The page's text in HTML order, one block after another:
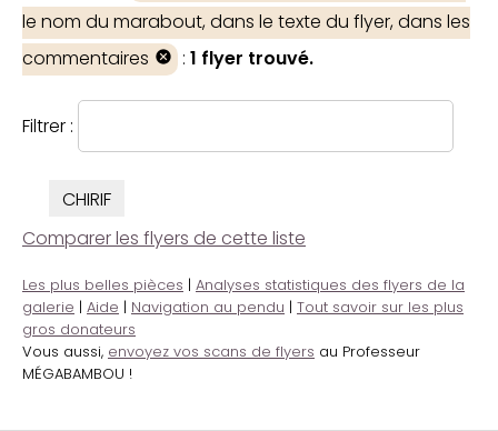
le nom du marabout, dans le texte du flyer, dans les
commentaires
: 1 flyer trouvé.
Filtrer :
CHIRIF
Comparer les flyers de cette liste
Les plus belles pièces | Analyses statistiques des flyers de la
galerie | Aide | Navigation au pendu | Tout savoir sur les plus
gros donateurs
Vous aussi, envoyez vos scans de flyers au Professeur
MÉGABAMBOU !